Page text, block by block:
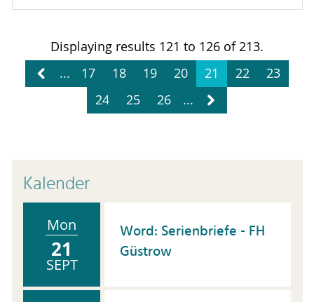
Vielfalt
Wissenschaftskommunikation
Zusammenarbeit
wissenschaftliche Publikationen
Displaying results 121 to 126 of 213.
...
17 18 19 20 21 22
23
24
25 26 ...
Kalender
Mon
21
SEPT
Word: Serienbriefe - FH
Güstrow